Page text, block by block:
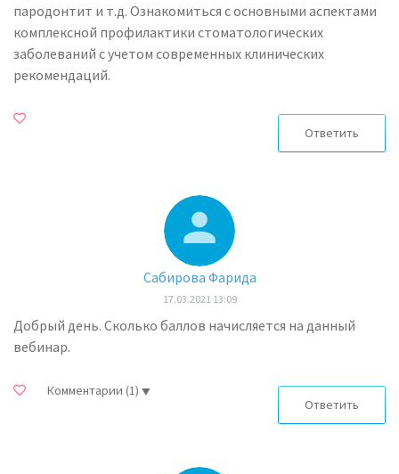
пародонтит и т.д. Ознакомиться с основными аспектами
комплексной профилактики стоматологических
заболеваний с учетом современных клинических
рекомендаций.
Ответить
Сабирова Фарида
17.03.2021 13:09
Добрый день. Сколько баллов начисляется на данный
вебинар.
Комментарии (1)
Ответить